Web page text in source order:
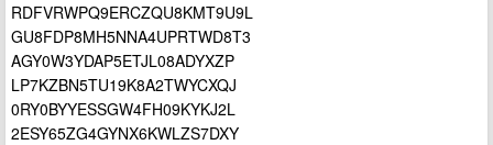
RDFVRWPQ9ERCZQU8KMT9U9L
GU8FDP8MH5NNA4UPRTWD8T3
AGY0W3YDAP5ETJL08ADYXZP
LP7KZBN5TU19K8A2TWYCXQJ
0RY0BYYESSGW4FH09KYKJ2L
2ESY65ZG4GYNX6KWLZS7DXY